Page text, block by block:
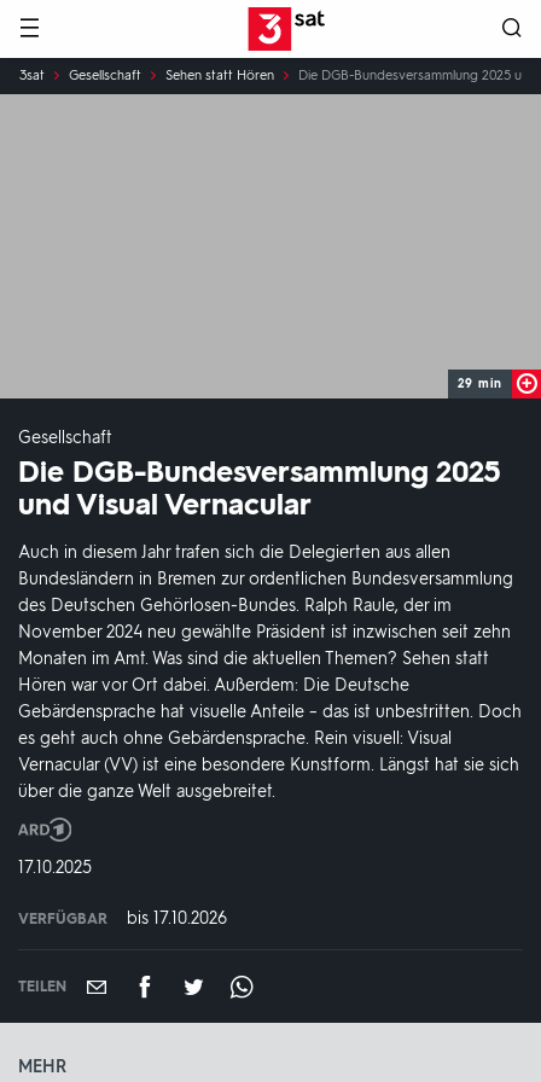
Hauptnavigation 3SAT
Sie
sind
3sat Gesellschaft Sehen statt Hören Die DGB-Bundesversammlung 2025 und
29 min
Gesellschaft
Die DGB-Bundesversammlung 2025
und Visual Vernacular
Auch in diesem Jahr trafen sich die Delegierten aus allen
Bundesländern in Bremen zur ordentlichen Bundesversammlung
des Deutschen Gehörlosen-Bundes. Ralph Raule, der im
November 2024 neu gewählte Präsident ist inzwischen seit zehn
Monaten im Amt. Was sind die aktuellen Themen? Sehen statt
Hören war vor Ort dabei. Außerdem: Die Deutsche
Gebärdensprache hat visuelle Anteile – das ist unbestritten. Doch
es geht auch ohne Gebärdensprache. Rein visuell: Visual
Vernacular (VV) ist eine besondere Kunstform. Längst hat sie sich
über die ganze Welt ausgebreitet.
Produktionsland
und
jahr:
DATUM:
17.10.2025
VERFÜGBAR bis 17.10.2026
TEILEN
MEHR